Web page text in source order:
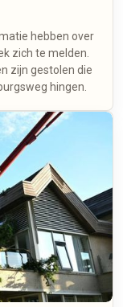
hebben over
zich te melden.
zijn gestolen die
hingen.